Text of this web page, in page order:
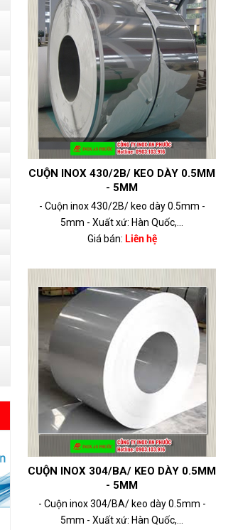
CUỘN INOX 430/2B/ KEO DÀY 0.5MM
- 5MM
- Cuộn inox 430/2B/ keo dày 0.5mm -
5mm - Xuất xứ: Hàn Quốc,...
Giá bán: Liên hệ
CUỘN INOX 304/BA/ KEO DÀY 0.5MM
- 5MM
- Cuộn inox 304/BA/ keo dày 0.5mm -
5mm - Xuất xứ: Hàn Quốc,...